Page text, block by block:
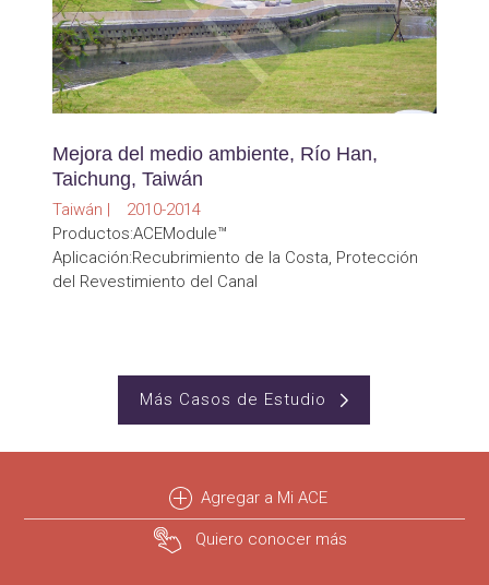
Mejora del medio ambiente, Río Han,
Taichung, Taiwán
Taiwán | 2010-2014
Productos:ACEModule™
Aplicación:Recubrimiento de la Costa, Protección
del Revestimiento del Canal
Más Casos de Estudio
Agregar a Mi ACE
Quiero conocer más